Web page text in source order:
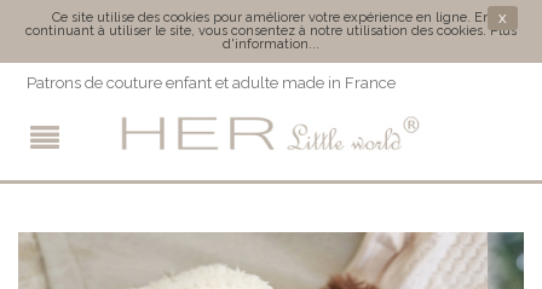
x
Ce site utilise des cookies pour améliorer votre expérience en ligne. En
continuant à utiliser le site, vous consentez à notre utilisation des cookies.Plus
d'information...
Patrons de couture enfant et adulte made in France